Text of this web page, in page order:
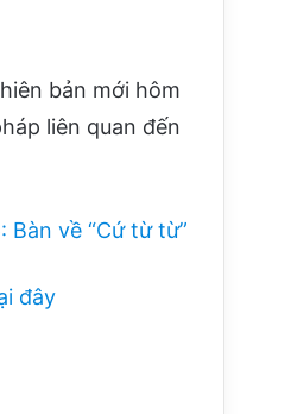
bản mới hôm
liên quan đến
Bàn về “Cứ từ từ”
đây